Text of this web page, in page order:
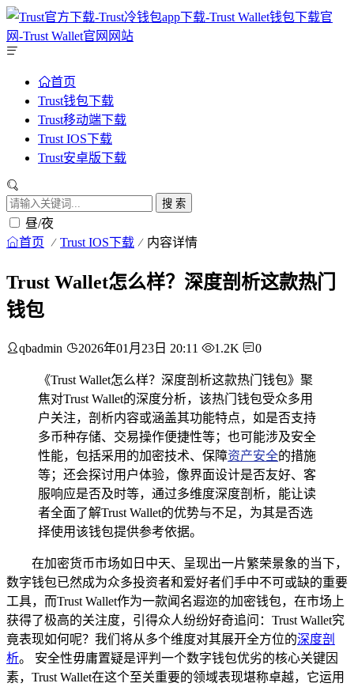
首页
Trust钱包下载
Trust移动端下载
Trust IOS下载
Trust安卓版下载
搜 索
昼/夜
首页 Trust IOS下载 内容详情
Trust Wallet怎么样？深度剖析这款热门
钱包
qbadmin 2026年01月23日 20:11 1.2K 0
《Trust Wallet怎么样？深度剖析这款热门钱包》聚
焦对Trust Wallet的深度分析，该热门钱包受众多用
户关注，剖析内容或涵盖其功能特点，如是否支持
多币种存储、交易操作便捷性等；也可能涉及安全
性能，包括采用的加密技术、保障资产安全的措施
等；还会探讨用户体验，像界面设计是否友好、客
服响应是否及时等，通过多维度深度剖析，能让读
者全面了解Trust Wallet的优势与不足，为其是否选
择使用该钱包提供参考依据。
在加密货币市场如日中天、呈现出一片繁荣景象的当下，
数字钱包已然成为众多投资者和爱好者们手中不可或缺的重要
工具，而Trust Wallet作为一款闻名遐迩的加密钱包，在市场上
获得了极高的关注度，引得众人纷纷好奇追问：Trust Wallet究
竟表现如何呢？我们将从多个维度对其展开全方位的深度剖
析。 安全性毋庸置疑是评判一个数字钱包优劣的核心关键因
素，Trust Wallet在这个至关重要的领域表现堪称卓越，它运用